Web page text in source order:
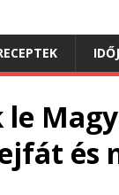
le
és